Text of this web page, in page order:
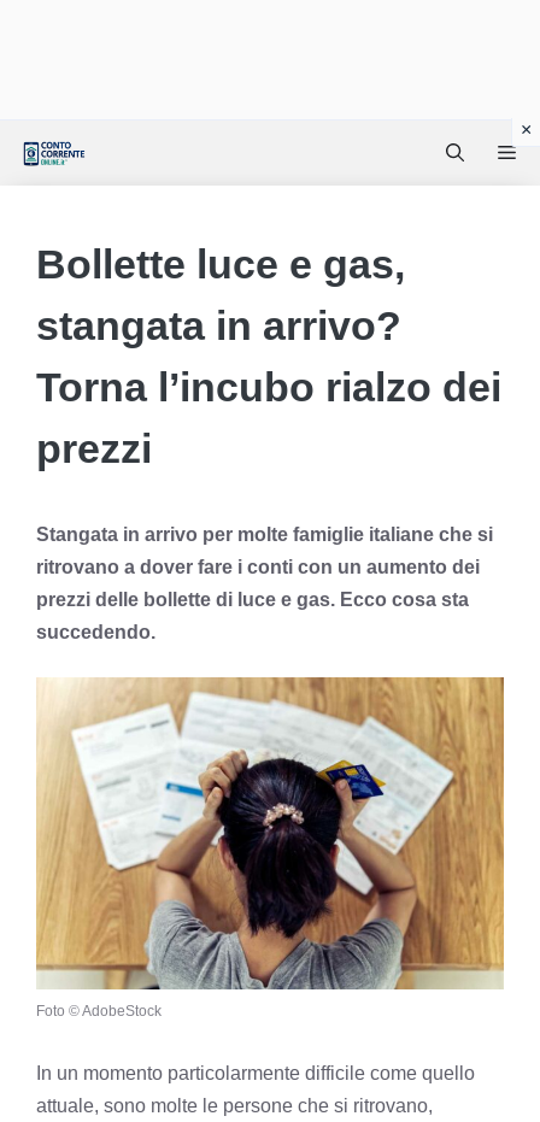
Bollette luce e gas,
stangata in arrivo?
Torna l’incubo rialzo dei
prezzi
Stangata in arrivo per molte famiglie italiane che si
ritrovano a dover fare i conti con un aumento dei
prezzi delle bollette di luce e gas. Ecco cosa sta
succedendo.
Foto © AdobeStock
In un momento particolarmente difficile come quello
attuale, sono molte le persone che si ritrovano,